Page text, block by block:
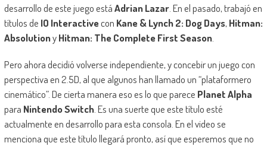
desarrollo de este juego estáAdrian Lazar. En el pasado, trabajó en
títulos de IO Interactivecon Kane & Lynch 2: Dog Days, Hitman:
AbsolutionyHitman: The Complete First Season.
Pero ahora decidió volverse independiente, y concebir un juego con
perspectiva en 2.5D, al que algunos han llamado un “plataformero
cinemático”. De cierta manera eso es lo que parece Planet Alpha
para Nintendo Switch. Es una suerte que este título esté
actualmente en desarrollo para esta consola. En el video se
menciona que este título llegará pronto, así que esperemos que no